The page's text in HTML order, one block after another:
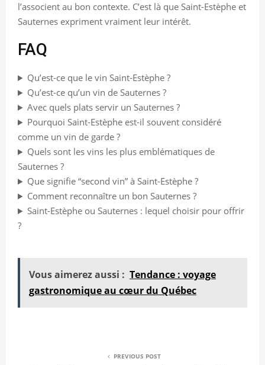
l’associent au bon contexte. C’est là que Saint-Estèphe et
Sauternes expriment vraiment leur intérêt.
FAQ
Qu’est-ce que le vin Saint-Estèphe ?
Qu’est-ce qu’un vin de Sauternes ?
Avec quels plats servir un Sauternes ?
Pourquoi Saint-Estèphe est-il souvent considéré
comme un vin de garde ?
Quels sont les vins les plus emblématiques de
Sauternes ?
Que signifie “second vin” à Saint-Estèphe ?
Comment reconnaître un bon Sauternes ?
Saint-Estèphe ou Sauternes : lequel choisir pour offrir
?
Vous aimerez aussi : Tendance : voyage
gastronomique au cœur du Québec
PREVIOUS POST